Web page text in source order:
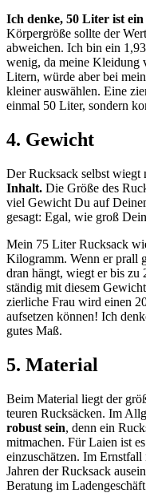
Ich denke, 50 Liter ist
Körpergröße sollte der
abweichen. Ich bin ein
wenig, da meine Kleidung
Litern, würde aber bei
kleiner auswählen. Eine
einmal 50 Liter, sondern
4. Gewicht
Der Rucksack selbst wiegt
Inhalt. Die Größe des
viel Gewicht Du auf
gesagt: Egal, wie groß
Mein 75 Liter Rucksack
Kilogramm. Wenn er prall
dran hängt, wiegt er bis
ständig mit diesem
zierliche Frau wird einen
aufsetzen können! Ich
gutes Maß.
5. Material
Beim Material liegt der
teuren Rucksäcken. Im
robust sein, denn ein
mitmachen. Für Laien ist
einzuschätzen. Im
Jahren der Rucksack
Beratung im